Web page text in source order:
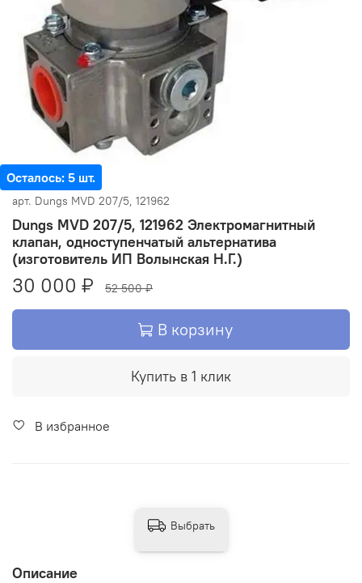
Осталось: 5 шт.
арт. Dungs MVD 207/5, 121962
Dungs MVD 207/5, 121962 Электромагнитный
клапан, одноступенчатый альтернатива
(изготовитель ИП Волынская Н.Г.)
30 000 ₽ 52 500 ₽
В корзину
Купить в 1 клик
В избранное
Описание
Выбрать